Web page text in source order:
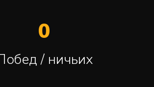
0
/ ничьих